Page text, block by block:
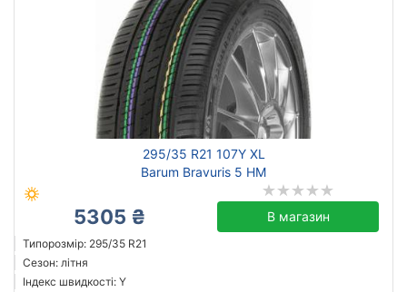
295/35 R21 107Y XL
Barum Bravuris 5 HM
5305 ₴ В магазин
Типорозмір: 295/35 R21
Сезон: літня
Індекс швидкості: Y